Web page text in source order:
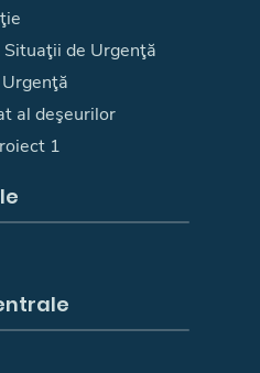
de Urgenţă
al deşeurilor
1